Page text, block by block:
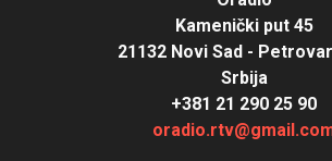
Kamenički put 45
21132 Novi Sad -
Srbija
+381 21 290 25 90